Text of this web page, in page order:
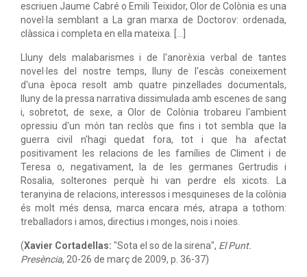
escriuen Jaume Cabré o Emili Teixidor, Olor de Colònia es una
novel·la semblant a La gran marxa de Doctorov: ordenada,
clàssica i completa en ella mateixa. [...]
Lluny dels malabarismes i de l'anorèxia verbal de tantes
novel·les del nostre temps, lluny de l'escàs coneixement
d'una època resolt amb quatre pinzellades documentals,
lluny de la pressa narrativa dissimulada amb escenes de sang
i, sobretot, de sexe, a Olor de Colònia trobareu l'ambient
opressiu d'un món tan reclòs que fins i tot sembla que la
guerra civil n'hagi quedat fora, tot i que ha afectat
positivament les relacions de les famílies de Climent i de
Teresa o, negativament, la de les germanes Gertrudis i
Rosalia, solterones perquè hi van perdre els xicots. La
teranyina de relacions, interessos i mesquineses de la colònia
és molt més densa, marca encara més, atrapa a tothom:
treballadors i amos, directius i monges, nois i noies.
(Xavier Cortadellas: "Sota el so de la sirena", El Punt.
Presència, 20-26 de març de 2009, p. 36-37)